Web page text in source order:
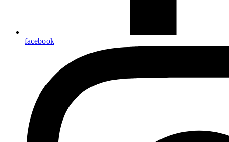
facebook